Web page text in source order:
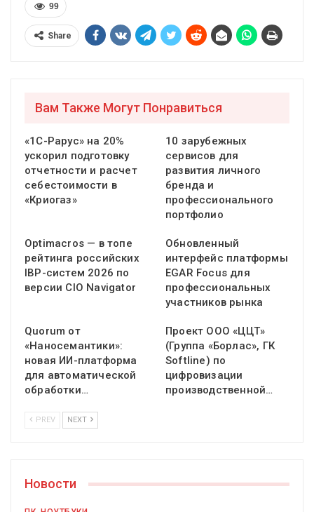
99
Share
Вам Также Могут Понравиться
«1С-Рарус» на 20%
ускорил подготовку
отчетности и расчет
себестоимости в
«Криогаз»
10 зарубежных
сервисов для
развития личного
бренда и
профессионального
портфолио
Optimacros — в топе
рейтинга российских
IBP-систем 2026 по
версии CIO Navigator
Обновленный
интерфейс платформы
EGAR Focus для
профессиональных
участников рынка
Quorum от
«Наносемантики»:
новая ИИ-платформа
для автоматической
обработки…
Проект ООО «ЦЦТ»
(Группа «Борлас», ГК
Softline) по
цифровизации
производственной…
PREV NEXT
Новости